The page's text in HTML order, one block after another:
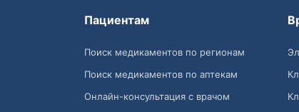
Пациентам
Поиск медикаментов по регионам
Поиск медикаментов по аптекам
Онлайн-консультация с врачом